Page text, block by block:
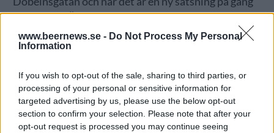
www.beernews.se - Do Not Process My Personal
Information
If you wish to opt-out of the sale, sharing to third parties, or
processing of your personal or sensitive information for
targeted advertising by us, please use the below opt-out
section to confirm your selection. Please note that after your
opt-out request is processed you may continue seeing
sker den på Östermalm. Brahegatan 3-5 blir ny
adress för Mikkeller Bar.